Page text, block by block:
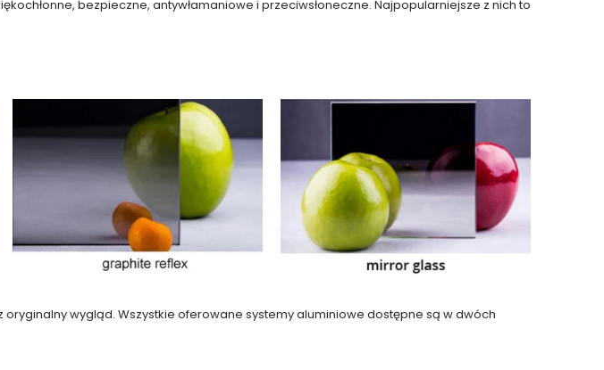
bezpieczne, antywłamaniowe i przeciwsłoneczne. Najpopularniejsze z nich to
wygląd. Wszystkie oferowane systemy aluminiowe dostępne są w dwóch